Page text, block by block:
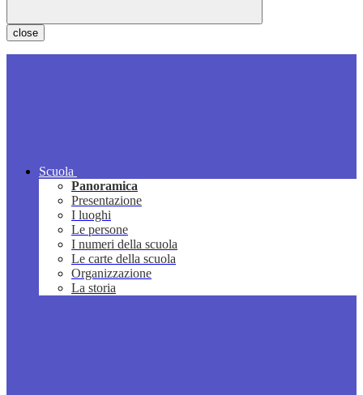
close
Scuola
Panoramica
Presentazione
I luoghi
Le persone
I numeri della scuola
Le carte della scuola
Organizzazione
La storia